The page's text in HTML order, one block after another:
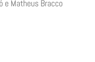
e Matheus Bracco